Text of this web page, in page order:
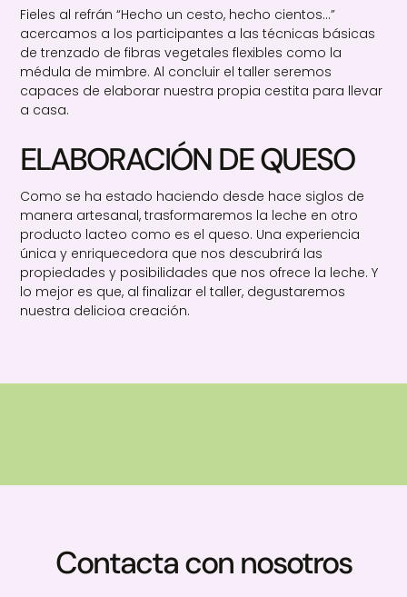
Fieles al refrán “Hecho un cesto, hecho cientos…”
acercamos a los participantes a las técnicas básicas
de trenzado de fibras vegetales flexibles como la
médula de mimbre. Al concluir el taller seremos
capaces de elaborar nuestra propia cestita para llevar
a casa.
ELABORACIÓN DE QUESO
Como se ha estado haciendo desde hace siglos de
manera artesanal, trasformaremos la leche en otro
producto lacteo como es el queso. Una experiencia
única y enriquecedora que nos descubrirá las
propiedades y posibilidades que nos ofrece la leche. Y
lo mejor es que, al finalizar el taller, degustaremos
nuestra delicioa creación.
Contacta con nosotros